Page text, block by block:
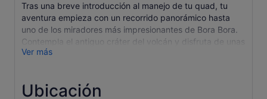
Tras una breve introducción al manejo de tu quad, tu
aventura empieza con un recorrido panorámico hasta
uno de los miradores más impresionantes de Bora Bora.
Contempla el antiguo cráter del volcán y disfruta de unas
vistas panorámicas de la laguna de color turquesa y de
Tu viaje continúa con una visita guiada a una auténtica
plantación de vainilla tahitiana, donde descubrirás el
Ver más
Ubicación